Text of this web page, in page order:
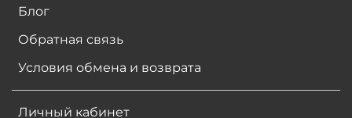
Блог
Обратная связь
Условия обмена и возврата
Личный кабинет